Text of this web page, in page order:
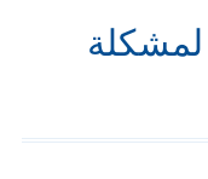
لمشكلة